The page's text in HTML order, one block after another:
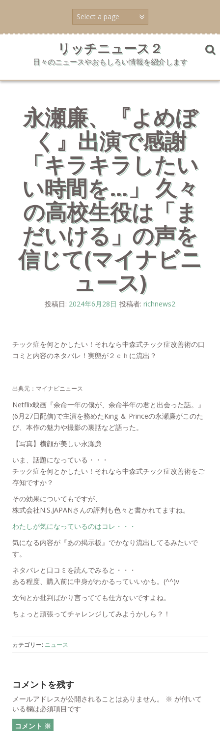
ン
ッ
リッチニュース２
日々のニュースやおもしろい情報を紹介します
永瀬廉、『よめぼ
く』出演で感謝
「キラキラしたい
い時間を…」 久々
の高校生役は「ま
だいける」の声を
信じて(マイナビニ
ュース)
投稿日: 2024年6月28日 投稿者: richnews2
チック症を何とかしたい！それなら中森式チック症改善術の口
コミと内容のネタバレ！実態が２ｃｈに流出？
出典元：マイナビニュース
Netflix映画『余命一年の僕が、余命半年の君と出会った話。』
(6月27日配信)で主演を務めたKing ＆ Princeの永瀬廉がこのた
び、本作の魅力や撮影の裏話など語った。
【写真】横顔が美しい永瀬廉
いま、話題になっている・・・
チック症を何とかしたい！それなら中森式チック症改善術をご
存知ですか？
その効果についてもですが、
株式会社N.S.JAPANさんの評判も色々と書かれてますね。
わたしが気になっているのはコレ・・・
気になる内容が『あの掲示板』でかなり流出してるみたいで
す。
ネタバレと口コミを読んでみると・・・
ある程度、購入前に中身がわかるっていいかも。(^^)v
文句とか批判ばかり言ってても仕方ないですよね。
ちょっと頑張ってチャレンジしてみようかしら？！
カテゴリー: ニュース
コメントを残す
メールアドレスが公開されることはありません。 ※ が付いて
いる欄は必須項目です
コメント ※